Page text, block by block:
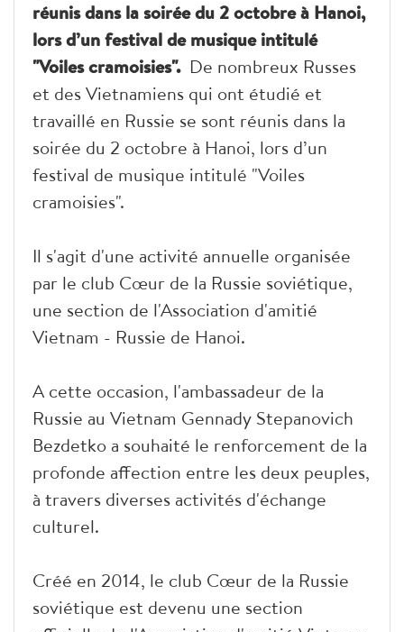
réunis dans la soirée du 2 octobre à Hanoi,
lors d’un festival de musique intitulé
"Voiles cramoisies". De nombreux Russes
et des Vietnamiens qui ont étudié et
travaillé en Russie se sont réunis dans la
soirée du 2 octobre à Hanoi, lors d’un
festival de musique intitulé "Voiles
cramoisies".
Il s'agit d'une activité annuelle organisée
par le club Cœur de la Russie soviétique,
une section de l'Association d'amitié
Vietnam - Russie de Hanoi.
A cette occasion, l'ambassadeur de la
Russie au Vietnam Gennady Stepanovich
Bezdetko a souhaité le renforcement de la
profonde affection entre les deux peuples,
à travers diverses activités d'échange
culturel.
Créé en 2014, le club Cœur de la Russie
soviétique est devenu une section